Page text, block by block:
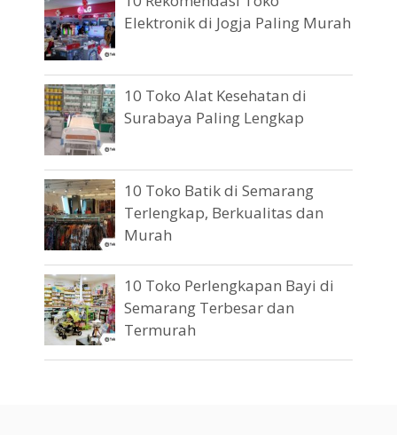
Elektronik di Jogja Paling Murah
10 Toko Alat Kesehatan di
Surabaya Paling Lengkap
10 Toko Batik di Semarang
Terlengkap, Berkualitas dan
Murah
10 Toko Perlengkapan Bayi di
Semarang Terbesar dan
Termurah